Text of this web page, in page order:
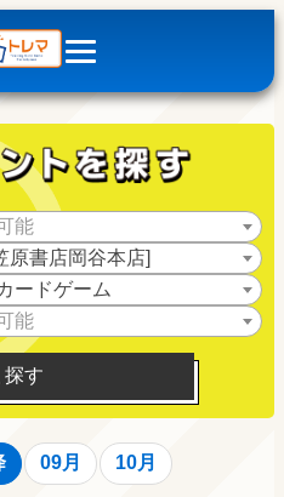
能
原書店岡谷本店]
ードゲーム
能
探す
09月 10月